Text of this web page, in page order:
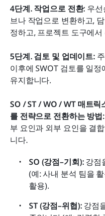
4단계. 작업으로 전환: 우
브나 작업으로 변환하고,
정하고, 프로젝트 도구에서
5단계. 검토 및 업데이트:
이후에 SWOT 검토를 일
유지합니다.
SO / ST / WO / WT 매트
를 전략으로 전환하는 방법:
부 요인과 외부 요인을 결
니다.
SO (강점–기회): 강점
(예: 사내 분석 팀을
활용).
ST (강점–위협): 강점